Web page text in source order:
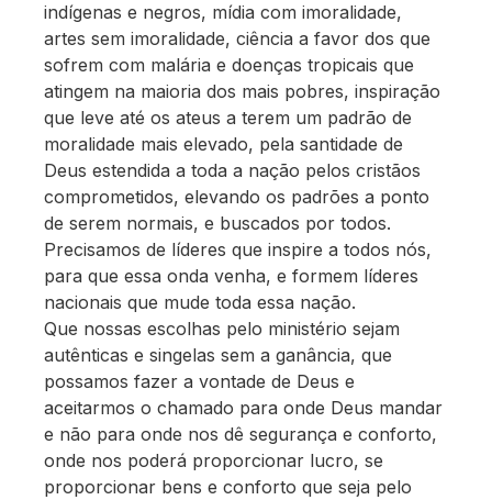
indígenas e negros, mídia com imoralidade,
artes sem imoralidade, ciência a favor dos que
sofrem com malária e doenças tropicais que
atingem na maioria dos mais pobres, inspiração
que leve até os ateus a terem um padrão de
moralidade mais elevado, pela santidade de
Deus estendida a toda a nação pelos cristãos
comprometidos, elevando os padrões a ponto
de serem normais, e buscados por todos.
Precisamos de líderes que inspire a todos nós,
para que essa onda venha, e formem líderes
nacionais que mude toda essa nação.
Que nossas escolhas pelo ministério sejam
autênticas e singelas sem a ganância, que
possamos fazer a vontade de Deus e
aceitarmos o chamado para onde Deus mandar
e não para onde nos dê segurança e conforto,
onde nos poderá proporcionar lucro, se
proporcionar bens e conforto que seja pelo